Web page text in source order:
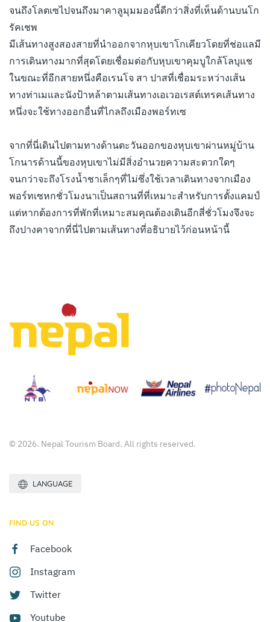
จนถึงโลตเซไปจนถึงมาคาลูมุมมองนี้ดีกว่าสิ่งที่เห็นด้านบนโก
รัคเชพ
มีเส้นทางสูงสองสายที่นำออกจากหุบเขาโกเคียวโดยที่ช่อแลมี
การเดินทางมากที่สุดโดยเชื่อมต่อกับหุบเขาคุมบูใกล้โลบุแช
ในขณะที่อีกสายหนึ่งคือเรนโจ สา ปาสที่เชื่อมระหว่างเส้น
ทางท่าเมและนังป้าหล้าตามเส้นทางเอเวอเรสต์เทรคเส้นทาง
หนึ่งจะใช้ทางออกอื่นที่ไกลถึงเมืองพอร์ทเซ
จากที่นี่เดินไปตามทางด้านตะวันออกของหุบเขาผ่านหมู่บ้าน
โกนารด้านนี้ของหุบเขาไม่มีสิ่งอำนวยความสะดวกใดๆ
จนกว่าจะถึงโรงน้ำชาเล็กๆที่ไม่ซึ่งใช้เวลาเดินทางจากเมือง
พอร์ทเซหกชั่วโมงนาเป็นสถานที่ที่เหมาะสำหรับการตั้งแคมป์
แต่หากต้องการที่พักที่เหมาะสมคุณต้องเดินอีกสี่ชั่วโมงจึงจะ
ถึงปางคาจากที่นี่ไปตามเส้นทางที่อธิบายไว้ก่อนหน้านี้
© 2026. Nepal Tourism Board. All rights reserved.
LANGUAGE
FIND US ON
Facebook
Instagram
Twitter
Youtube